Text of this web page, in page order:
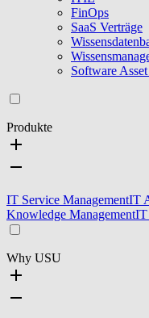
FinOps
SaaS Verträge
Software
Produkte
IT Service ManagementIT
Knowledge ManagementIT
Why USU